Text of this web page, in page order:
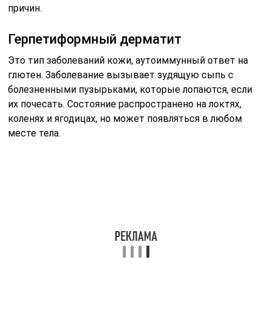
причин.
Герпетиформный дерматит
Это тип заболеваний кожи, аутоиммунный ответ на
глютен. Заболевание вызывает зудящую сыпь с
болезненными пузырьками, которые лопаются, если
их почесать. Состояние распространено на локтях,
коленях и ягодицах, но может появляться в любом
месте тела.